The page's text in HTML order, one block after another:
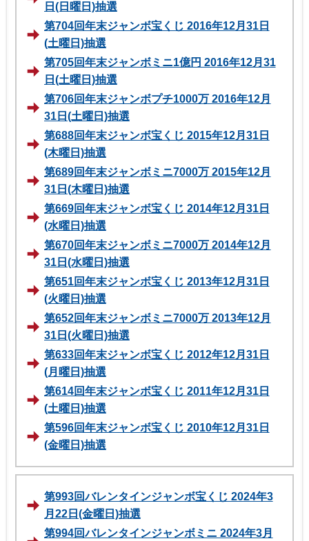
日(日曜日)抽選
第704回年末ジャンボ宝くじ 2016年12月31日
(土曜日)抽選
第705回年末ジャンボミニ1億円 2016年12月31
日(土曜日)抽選
第706回年末ジャンボプチ1000万 2016年12月
31日(土曜日)抽選
第688回年末ジャンボ宝くじ 2015年12月31日
(木曜日)抽選
第689回年末ジャンボミニ7000万 2015年12月
31日(木曜日)抽選
第669回年末ジャンボ宝くじ 2014年12月31日
(水曜日)抽選
第670回年末ジャンボミニ7000万 2014年12月
31日(水曜日)抽選
第651回年末ジャンボ宝くじ 2013年12月31日
(火曜日)抽選
第652回年末ジャンボミニ7000万 2013年12月
31日(火曜日)抽選
第633回年末ジャンボ宝くじ 2012年12月31日
(月曜日)抽選
第614回年末ジャンボ宝くじ 2011年12月31日
(土曜日)抽選
第596回年末ジャンボ宝くじ 2010年12月31日
(金曜日)抽選
第993回バレンタインジャンボ宝くじ 2024年3
月22日(金曜日)抽選
第994回バレンタインジャンボミニ 2024年3月